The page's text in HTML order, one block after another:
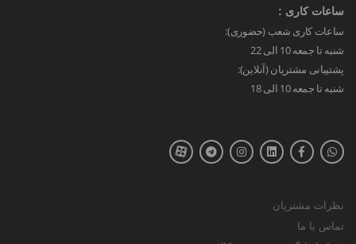
ساعات کاری :
ساعات کاری شعب (حضوری):
شنبه تا جمعه 10 الی 22
پشتیبانی مشتریان (آنلاین):
شنبه تا جمعه 10 الی 18
نظرات مشتریان
تماس با ما